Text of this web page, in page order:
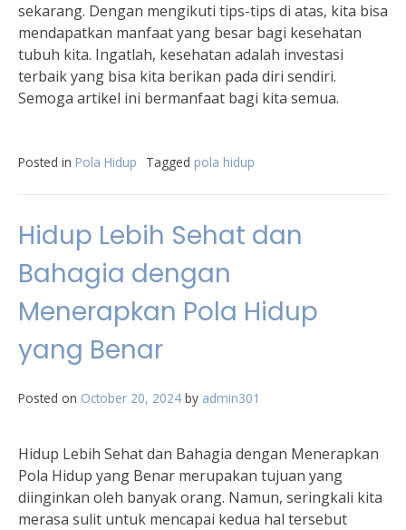
sekarang. Dengan mengikuti tips-tips di atas, kita bisa
mendapatkan manfaat yang besar bagi kesehatan
tubuh kita. Ingatlah, kesehatan adalah investasi
terbaik yang bisa kita berikan pada diri sendiri.
Semoga artikel ini bermanfaat bagi kita semua.
Posted in Pola Hidup Tagged pola hidup
Hidup Lebih Sehat dan
Bahagia dengan
Menerapkan Pola Hidup
yang Benar
Posted on October 20, 2024 by admin301
Hidup Lebih Sehat dan Bahagia dengan Menerapkan
Pola Hidup yang Benar merupakan tujuan yang
diinginkan oleh banyak orang. Namun, seringkali kita
merasa sulit untuk mencapai kedua hal tersebut